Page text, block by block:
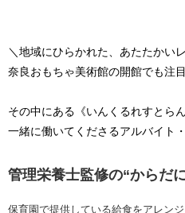
＼地域にひらかれた、あたたかい
奈良おもちゃ美術館の開館でも注
その中にある《いんくるれすとら
一緒に働いてくださるアルバイト
管理栄養士監修の“からだ
保育園で提供している給食をアレン